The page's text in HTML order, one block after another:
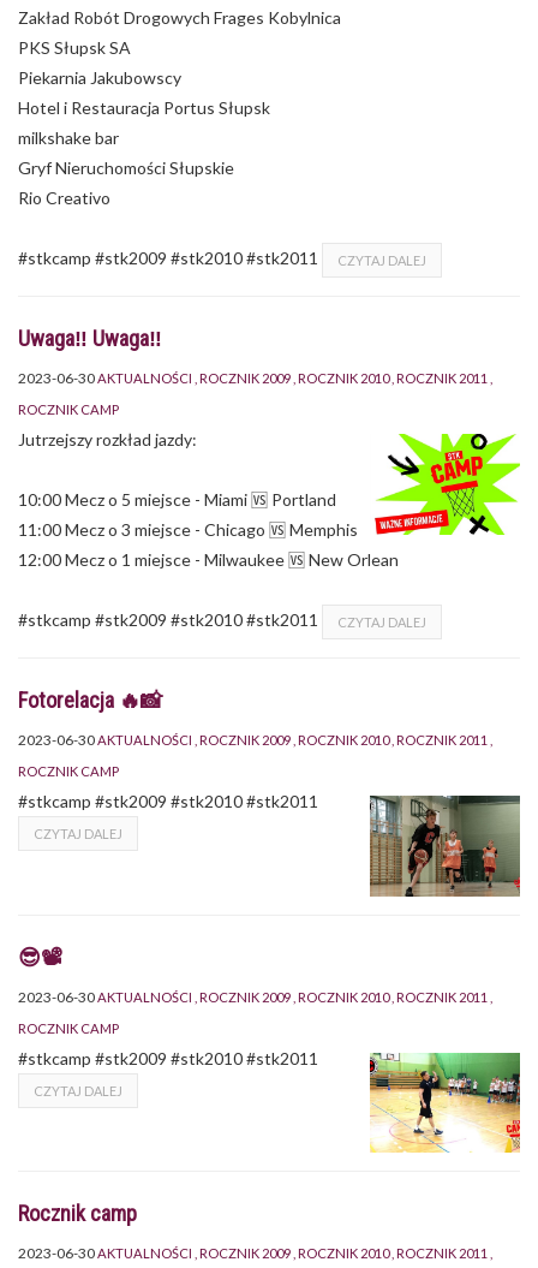
Zakład Robót Drogowych Frages Kobylnica
PKS Słupsk SA
Piekarnia Jakubowscy
Hotel i Restauracja Portus Słupsk
milkshake bar
Gryf Nieruchomości Słupskie
Rio Creativo
#stkcamp #stk2009 #stk2010 #stk2011 CZYTAJ DALEJ
Uwaga‼️ Uwaga‼️
2023-06-30AKTUALNOŚCI ROCZNIK 2009 ROCZNIK 2010 ROCZNIK 2011
ROCZNIK CAMP
Jutrzejszy rozkład jazdy:
10:00 Mecz o 5 miejsce - Miami 🆚 Portland
11:00 Mecz o 3 miejsce - Chicago 🆚 Memphis
12:00 Mecz o 1 miejsce - Milwaukee 🆚 New Orlean
#stkcamp #stk2009 #stk2010 #stk2011 CZYTAJ DALEJ
Fotorelacja 🔥📸
2023-06-30AKTUALNOŚCI ROCZNIK 2009 ROCZNIK 2010 ROCZNIK 2011
ROCZNIK CAMP
#stkcamp #stk2009 #stk2010 #stk2011
CZYTAJ DALEJ
😎📽
2023-06-30AKTUALNOŚCI ROCZNIK 2009 ROCZNIK 2010 ROCZNIK 2011
ROCZNIK CAMP
#stkcamp #stk2009 #stk2010 #stk2011
CZYTAJ DALEJ
Rocznik camp
2023-06-30AKTUALNOŚCI ROCZNIK 2009 ROCZNIK 2010 ROCZNIK 2011